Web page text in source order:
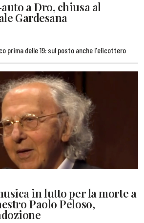
a Dro, chiusa al
Gardesana
prima delle 19: sul posto anche l'elicottero
in lutto per la morte a
Paolo Peloso,